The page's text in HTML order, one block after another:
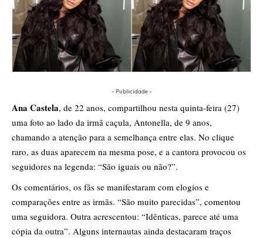
- Publicidade -
Ana Castela, de 22 anos, compartilhou nesta quinta-feira (27)
uma foto ao lado da irmã caçula, Antonella, de 9 anos,
chamando a atenção para a semelhança entre elas. No clique
raro, as duas aparecem na mesma pose, e a cantora provocou os
seguidores na legenda: “São iguais ou não?”.
Os comentários, os fãs se manifestaram com elogios e
comparações entre as irmãs. “São muito parecidas”, comentou
uma seguidora. Outra acrescentou: “Idênticas, parece até uma
cópia da outra”. Alguns internautas ainda destacaram traços